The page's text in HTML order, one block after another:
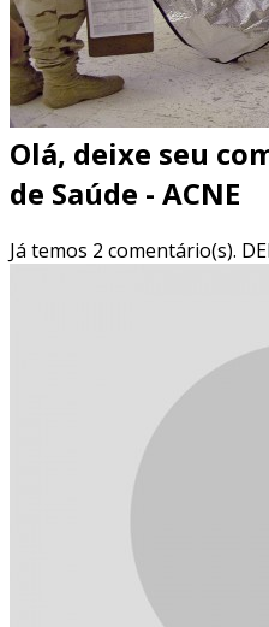
Olá, deixe seu
de Saúde - ACNE
Já temos 2 comentário(s).